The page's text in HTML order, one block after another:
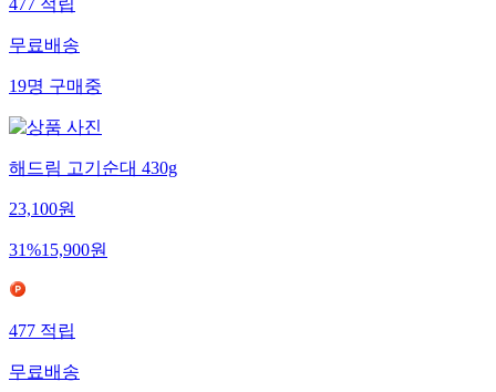
477적립
무료배송
19명구매중
해드림 고기순대 430g
23,100원
31%15,900원
477적립
무료배송